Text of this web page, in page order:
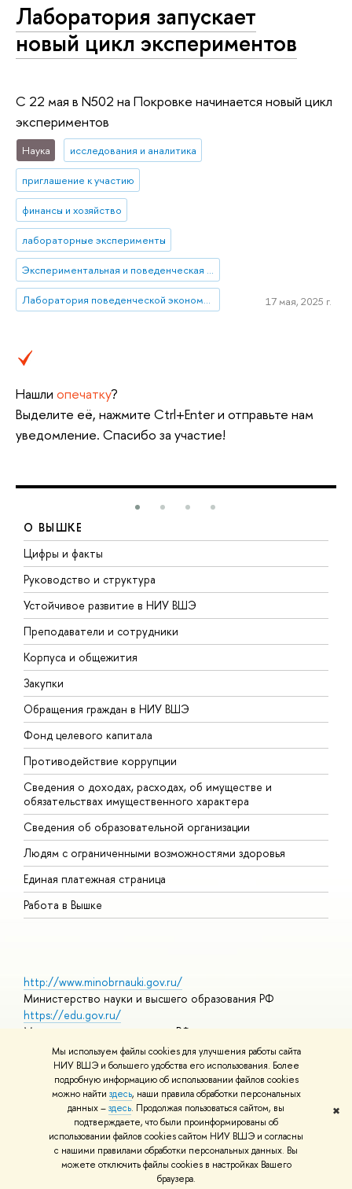
Мы используем файлы cookies для улучшения работы сайта
НИУ ВШЭ и большего удобства его использования. Более
подробную информацию об использовании файлов cookies
можно найти здесь, наши правила обработки персональных
данных –здесь. Продолжая пользоваться сайтом, вы
подтверждаете, что были проинформированы об
использовании файлов cookies сайтом НИУ ВШЭ и согласны
с нашими правилами обработки персональных данных. Вы
можете отключить файлы cookies в настройках Вашего
браузера.
✖
Лаборатория запускает
новый цикл экс­пе­ри­мен­тов
С 22 мая в N502 на Покровке начинается новый цикл
экспериментов
Наука исследования и аналитика
приглашение к участию
финансы и хозяйство
лабораторные эксперименты
Экспериментальная и поведенческая экономика
Лаборатория поведенческой экономики и финансов 17 мая, 2025 г.
Нашли опечатку?
Выделите её, нажмите Ctrl+Enter и отправьте нам
уведомление. Спасибо за участие!
О ВЫШКЕ
Цифры и факты
Руководство и структура
Устойчивое развитие в НИУ ВШЭ
Преподаватели и сотрудники
Корпуса и общежития
Закупки
Обращения граждан в НИУ ВШЭ
Фонд целевого капитала
Противодействие коррупции
Сведения о доходах, расходах, об имуществе и
обязательствах имущественного характера
Сведения об образовательной организации
Людям с ограниченными возможностями здоровья
Единая платежная страница
Работа в Вышке
http://www.minobrnauki.gov.ru/
Министерство науки и высшего образования РФ
https://edu.gov.ru/
Министерство просвещения РФ
https://elearning.hse.ru/mooc
Массовые открытые онлайн-курсы
© НИУ ВШЭ 1993–2026 Адреса и контактыУсловия
использования материалов Политика конфиденциальности
Шрифты HSE Sans и HSE Slab разработаны вШколе дизайна НИУ